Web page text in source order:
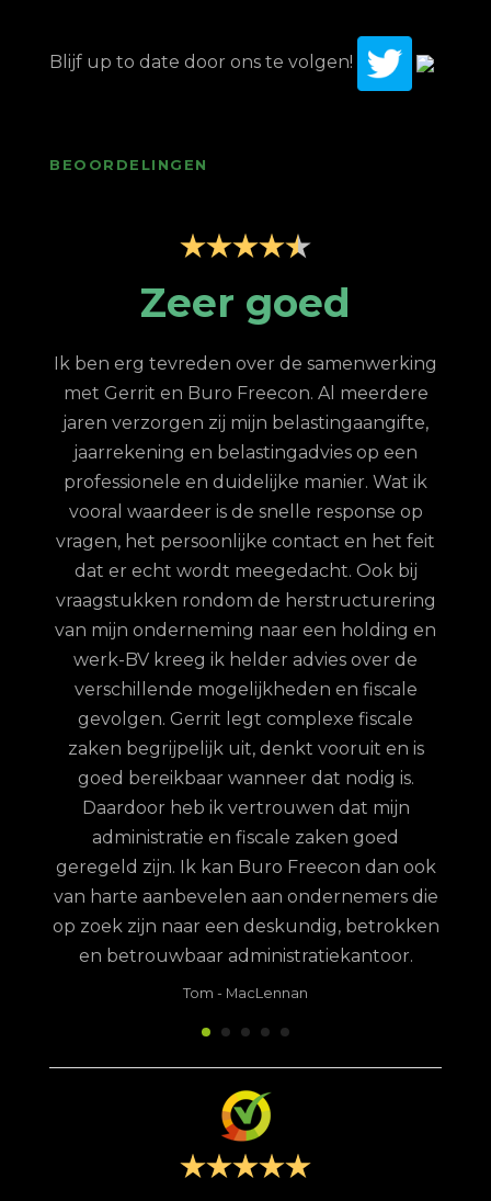
Blijf up to date door ons te volgen!
BEOORDELINGEN
Zeer goed
Ik ben erg tevreden over de samenwerking
met Gerrit en Buro Freecon. Al meerdere
jaren verzorgen zij mijn belastingaangifte,
jaarrekening en belastingadvies op een
professionele en duidelijke manier. Wat ik
vooral waardeer is de snelle response op
vragen, het persoonlijke contact en het feit
dat er echt wordt meegedacht. Ook bij
vraagstukken rondom de herstructurering
van mijn onderneming naar een holding en
werk-BV kreeg ik helder advies over de
verschillende mogelijkheden en fiscale
gevolgen. Gerrit legt complexe fiscale
zaken begrijpelijk uit, denkt vooruit en is
goed bereikbaar wanneer dat nodig is.
Daardoor heb ik vertrouwen dat mijn
administratie en fiscale zaken goed
geregeld zijn. Ik kan Buro Freecon dan ook
van harte aanbevelen aan ondernemers die
op zoek zijn naar een deskundig, betrokken
en betrouwbaar administratiekantoor.
Tom - MacLennan